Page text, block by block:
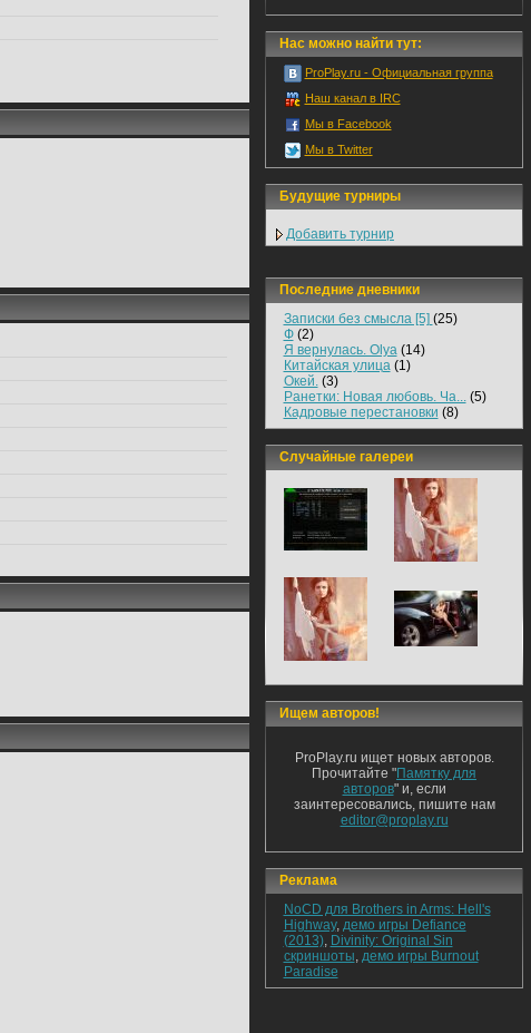
Нас можно найти тут:
ProPlay.ru - Официальная группа
Наш канал в IRC
Мы в Facebook
Мы в Twitter
Будущие турниры
Добавить турнир
Последние дневники
Записки без смысла [5] (25)
Ф(2)
Я вернулась. Olya(14)
Китайская улица(1)
Окей.(3)
Ранетки: Новая любовь. Ча...(5)
Кадровые перестановки (8)
Случайные галереи
Ищем авторов!
ProPlay.ru ищет новых авторов.
Прочитайте "Памятку для
авторов" и, если
заинтересовались, пишите нам
editor@proplay.ru
Реклама
NoCD для Brothers in Arms: Hell's
Highway, демо игры Defiance
(2013), Divinity: Original Sin
скриншоты, демо игры Burnout
Paradise